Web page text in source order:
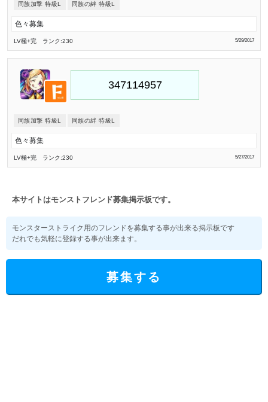
同族加撃 特級L 同族の絆 特級L
色々募集
LV極+完 ランク:230 5/29/2017
同族加撃 特級L 同族の絆 特級L
色々募集
LV極+完 ランク:230 5/27/2017
本サイトはモンストフレンド募集掲示板です。
モンスターストライク用のフレンドを募集する事が出来る掲示板です
だれでも気軽に登録する事が出来ます。
募集する